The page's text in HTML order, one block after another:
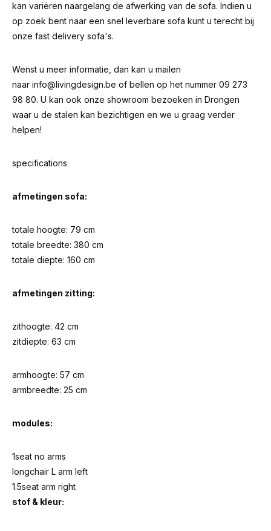
kan variëren naargelang de afwerking van de sofa. Indien u
op zoek bent naar een snel leverbare sofa kunt u terecht bij
onze fast delivery sofa's.
Wenst u meer informatie, dan kan u mailen
naar info@livingdesign.be of bellen op het nummer 09 273
98 80. U kan ook onze showroom bezoeken in Drongen
waar u de stalen kan bezichtigen en we u graag verder
helpen!
specifications
afmetingen sofa:
totale hoogte: 79 cm
totale breedte: 380 cm
totale diepte: 160 cm
afmetingen zitting:
zithoogte: 42 cm
zitdiepte: 63 cm
armhoogte: 57 cm
armbreedte: 25 cm
modules:
1seat no arms
longchair L arm left
1.5seat arm right
stof & kleur: